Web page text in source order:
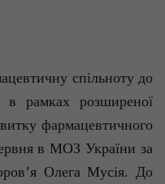
спільноту до
в рамках розширеної
фармацевтичного
в МОЗ України за
Олега Мусія. До